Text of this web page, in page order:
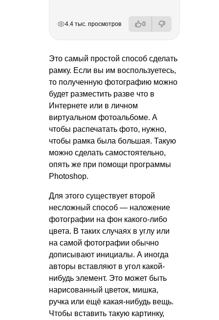
4.4 тыс. просмотров 0
Это самый простой способ сделать
рамку. Если вы им воспользуетесь,
то полученную фотографию можно
будет разместить разве что в
Интернете или в личном
виртуальном фотоальбоме. А
чтобы распечатать фото, нужно,
чтобы рамка была большая. Такую
можно сделать самостоятельно,
опять же при помощи программы
Photoshop.
Для этого существует второй
несложный способ — наложение
фотографии на фон какого-либо
цвета. В таких случаях в углу или
на самой фотографии обычно
дописывают инициалы. А иногда
авторы вставляют в угол какой-
нибудь элемент. Это может быть
нарисованный цветок, мишка,
ручка или ещё какая-нибудь вещь.
Чтобы вставить такую картинку,